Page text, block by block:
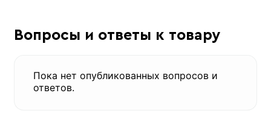
Вопросы и ответы к товару
Пока нет опубликованных вопросов и
ответов.